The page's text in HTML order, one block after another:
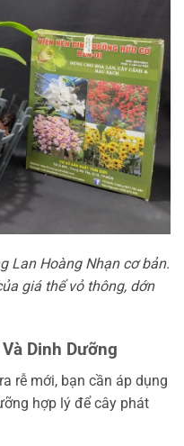
Lan Hoàng Nhạn cơ bản.
giá thể vỏ thông, dớn
Dinh Dưỡng
rễ mới, bạn cần áp dụng
hợp lý để cây phát